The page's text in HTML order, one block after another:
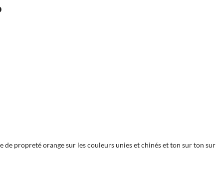
de propreté orange sur les couleurs unies et chinés et ton sur ton sur